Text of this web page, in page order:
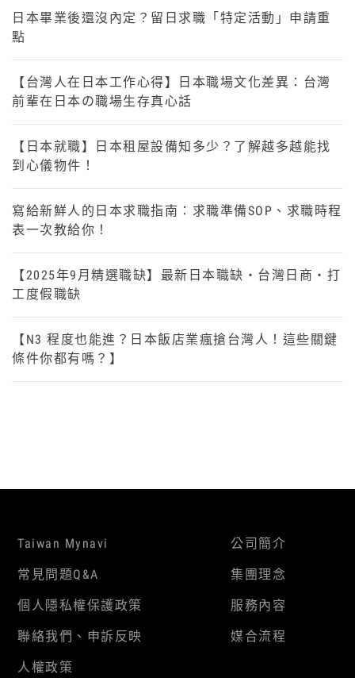
日本畢業後還沒內定？留日求職「特定活動」申請重
點
【台灣人在日本工作心得】日本職場文化差異：台灣
前輩在日本の職場生存真心話
【日本就職】日本租屋設備知多少？了解越多越能找
到心儀物件！
寫給新鮮人的日本求職指南：求職準備SOP、求職時程
表一次教給你！
【2025年9月精選職缺】最新日本職缺・台灣日商・打
工度假職缺
【N3 程度也能進？日本飯店業瘋搶台灣人！這些關鍵
條件你都有嗎？】
Taiwan Mynavi
常見問題Q&A
個人隱私權保護政策
聯絡我們、申訴反映
人權政策
公司簡介
集團理念
服務內容
媒合流程